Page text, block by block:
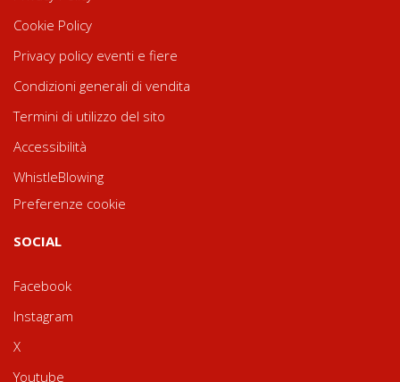
Cookie Policy
Privacy policy eventi e fiere
Condizioni generali di vendita
Termini di utilizzo del sito
Accessibilità
WhistleBlowing
Preferenze cookie
SOCIAL
Facebook
Instagram
X
Youtube